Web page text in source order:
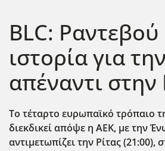
BLC: Ραντεβού
ιστορία για
απέναντι στην
Το τέταρτο ευρωπαϊκό τρόπαιο
διεκδικεί απόψε η ΑΕΚ, με την
αντιμετωπίζει την Ρίτας (21:00),